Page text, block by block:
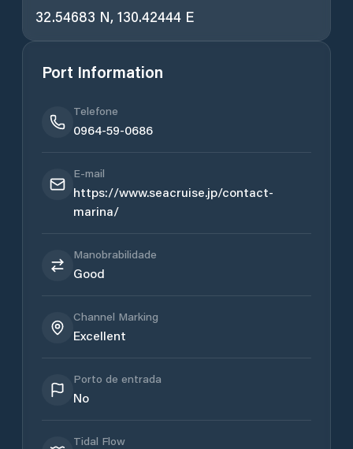
32.54683 N, 130.42444 E
Port Information
Telefone
0964-59-0686
E-mail
https://www.seacruise.jp/contact-
marina/
Manobrabilidade
Good
Channel Marking
Excellent
Porto de entrada
No
Tidal Flow